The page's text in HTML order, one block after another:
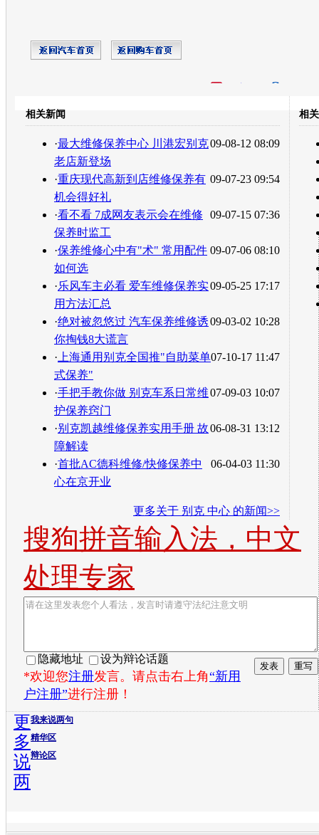
转发至：
相关新闻
09-08-12 08:09
·最大维修保养中心 川港宏别克
老店新登场
09-07-23 09:54
·重庆现代高新到店维修保养有
机会得好礼
09-07-15 07:36
·看不看 7成网友表示会在维修
保养时监工
09-07-06 08:10
·保养维修心中有"术" 常用配件
如何选
09-05-25 17:17
·乐风车主必看 爱车维修保养实
用方法汇总
09-03-02 10:28
·绝对被忽悠过 汽车保养维修诱
你掏钱8大谎言
07-10-17 11:47
· 上海通用别克全国推"自助菜单
式保养"
07-09-03 10:07
·手把手教你做 别克车系日常维
护保养窍门
06-08-31 13:12
·别克凯越维修保养实用手册 故
障解读
06-04-03 11:30
·首批AC德科维修/快修保养中
心在京开业
更多关于 别克 中心 的新闻>>
相
搜狗拼音输入法，中文
处理专家
隐藏地址 设为辩论话题
*欢迎您注册发言。请点击右上角“新用
户注册”进行注册！
我来说两句
精华区
辩论区
更
多
说
两